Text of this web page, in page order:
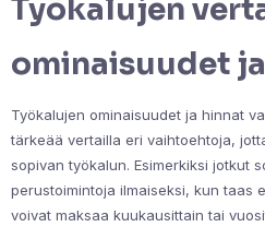
Työkalujen
ominaisuudet
Työkalujen ominaisuudet ja hinnat
tärkeää vertailla eri vaihtoehtoja,
sopivan työkalun. Esimerkiksi jotkut
perustoimintoja ilmaiseksi, kun taas
voivat maksaa kuukausittain tai